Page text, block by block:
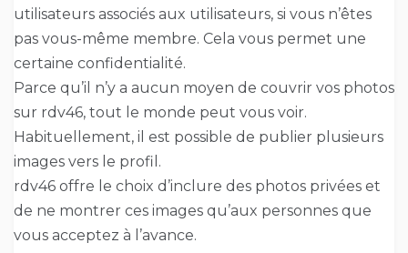
utilisateurs associés aux utilisateurs, si vous n’êtes
pas vous-même membre. Cela vous permet une
certaine confidentialité.
Parce qu’il n’y a aucun moyen de couvrir vos photos
sur rdv46, tout le monde peut vous voir.
Habituellement, il est possible de publier plusieurs
images vers le profil.
rdv46 offre le choix d’inclure des photos privées et
de ne montrer ces images qu’aux personnes que
vous acceptez à l’avance.